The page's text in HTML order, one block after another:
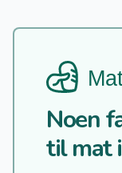
Noen
til mat